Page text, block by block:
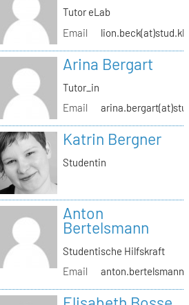
Tutor eLab
Email
Arina Bergart
Tutor_in
Email
Katrin Bergner
Studentin
Anton
Bertelsmann
Studentische Hilfskraft
Email